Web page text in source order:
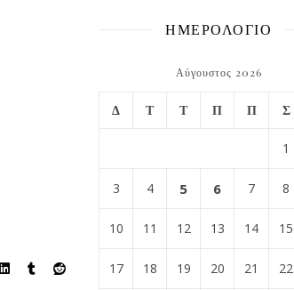
ΗΜΕΡΟΛΟΓΙΟ
Αύγουστος 2026
Δ Τ Τ Π Π Σ
1
3 4 5 6 7 8
10 11 12 13 14 15
17 18 19 20 21 22